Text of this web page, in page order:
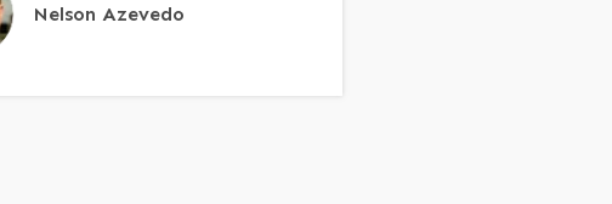
Nelson Azevedo